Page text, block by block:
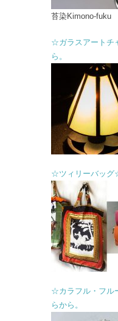
苔染Kimono-fuku
☆ガラスアート
ら。
☆ツィリーバッグ
☆カラフル・フル
らから。